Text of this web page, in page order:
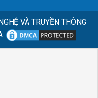
VÀ TRUYỀN THÔNG